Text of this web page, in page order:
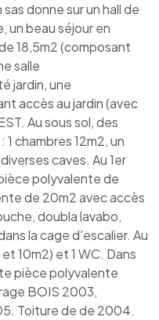
donne sur un hall de
un beau séjour en
18,5m2 (composant
salle
jardin, une
accès au jardin (avec
Au sous sol, des
chambres 12m2, un
caves. Au 1er
polyvalente de
de 20m2 avec accès
doubla lavabo,
la cage d'escalier. Au
10m2) et 1 WC. Dans
pièce polyvalente
BOIS 2003,
Toiture de de 2004.